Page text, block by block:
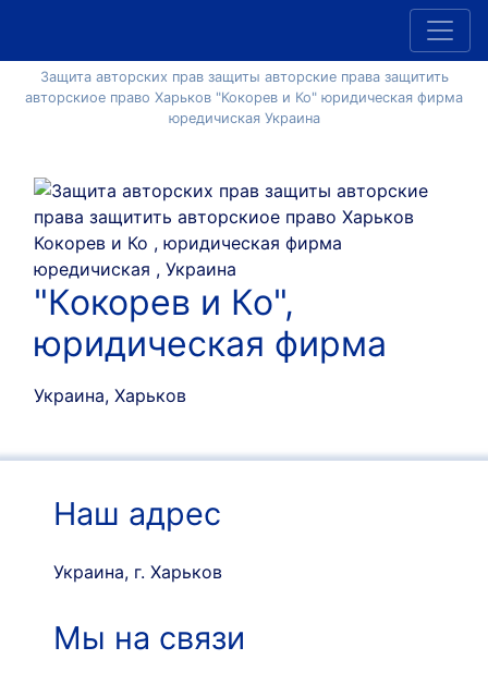
Защита авторских прав защиты авторские права защитить
авторскиое право Харьков "Кокорев и Ко" юридическая фирма
юредичиская Украина
"Кокорев и Ко",
юридическая фирма
Украина, Харьков
Наш адрес
Украина, г. Харьков
Мы на связи